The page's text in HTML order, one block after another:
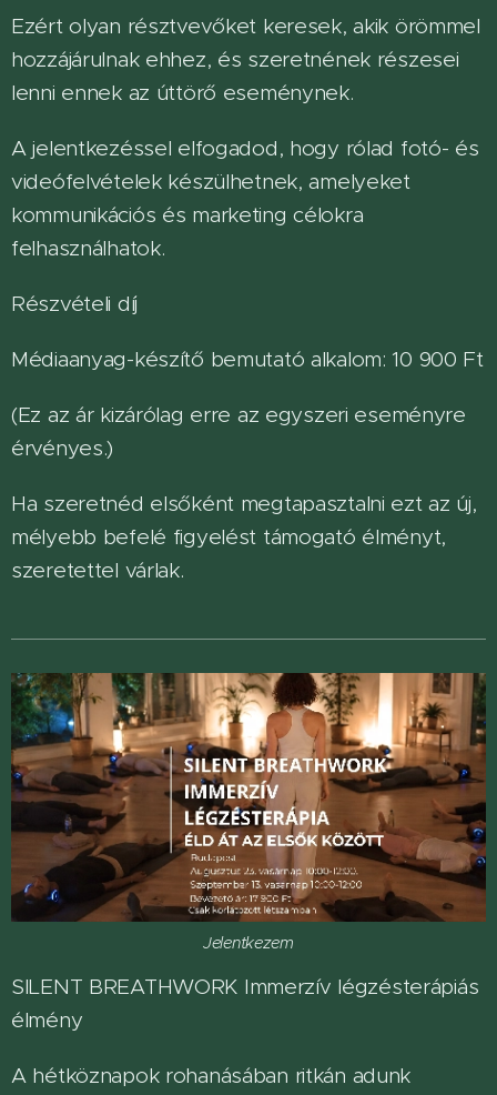
Ezért olyan résztvevőket keresek, akik örömmel
hozzájárulnak ehhez, és szeretnének részesei
lenni ennek az úttörő eseménynek.
A jelentkezéssel elfogadod, hogy rólad fotó- és
videófelvételek készülhetnek, amelyeket
kommunikációs és marketing célokra
felhasználhatok.
Részvételi díj
Médiaanyag-készítő bemutató alkalom: 10 900 Ft
(Ez az ár kizárólag erre az egyszeri eseményre
érvényes.)
Ha szeretnéd elsőként megtapasztalni ezt az új,
mélyebb befelé figyelést támogató élményt,
szeretettel várlak.
Jelentkezem
SILENT BREATHWORK Immerzív légzésterápiás
élmény
A hétköznapok rohanásában ritkán adunk